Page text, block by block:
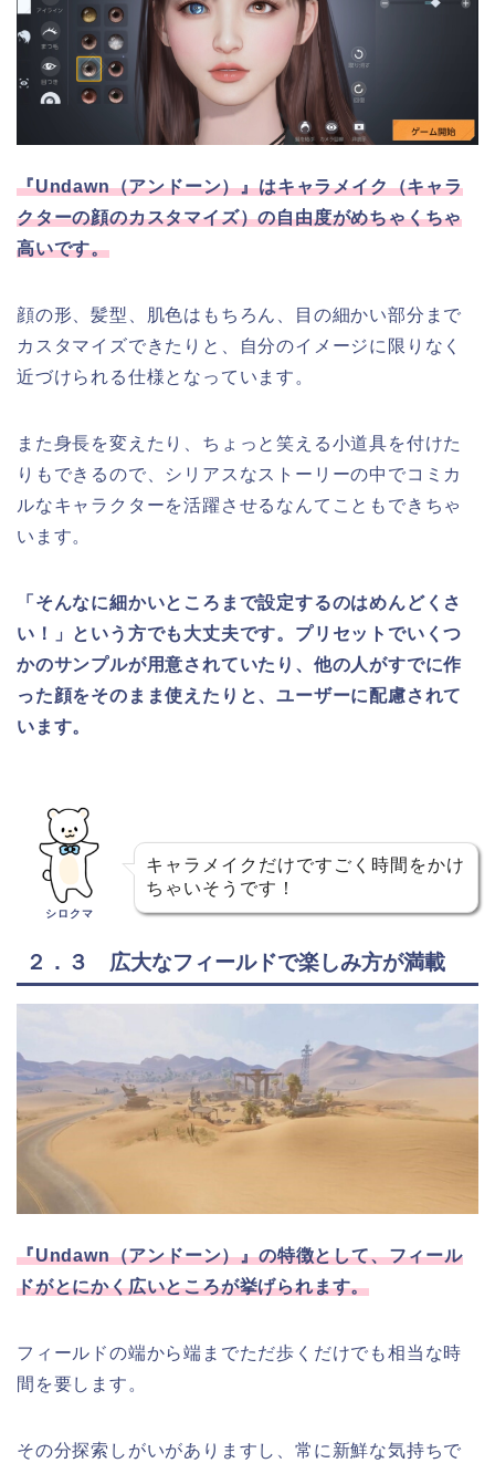
『Undawn（アンドーン）』はキャラメイク（キャラ
クターの顔のカスタマイズ）の自由度がめちゃくちゃ
高いです。
顔の形、髪型、肌色はもちろん、目の細かい部分まで
カスタマイズできたりと、自分のイメージに限りなく
近づけられる仕様となっています。
また身長を変えたり、ちょっと笑える小道具を付けた
りもできるので、シリアスなストーリーの中でコミカ
ルなキャラクターを活躍させるなんてこともできちゃ
います。
「そんなに細かいところまで設定するのはめんどくさ
い！」という方でも大丈夫です。プリセットでいくつ
かのサンプルが用意されていたり、他の人がすでに作
った顔をそのまま使えたりと、ユーザーに配慮されて
います。
シロクマ
キャラメイクだけですごく時間をかけ
ちゃいそうです！
２．３ 広大なフィールドで楽しみ方が満載
『Undawn（アンドーン）』の特徴として、フィール
ドがとにかく広いところが挙げられます。
フィールドの端から端までただ歩くだけでも相当な時
間を要します。
その分探索しがいがありますし、常に新鮮な気持ちで